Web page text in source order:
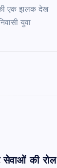
की एक झलक देख
युवा
सेवाओं की रोल